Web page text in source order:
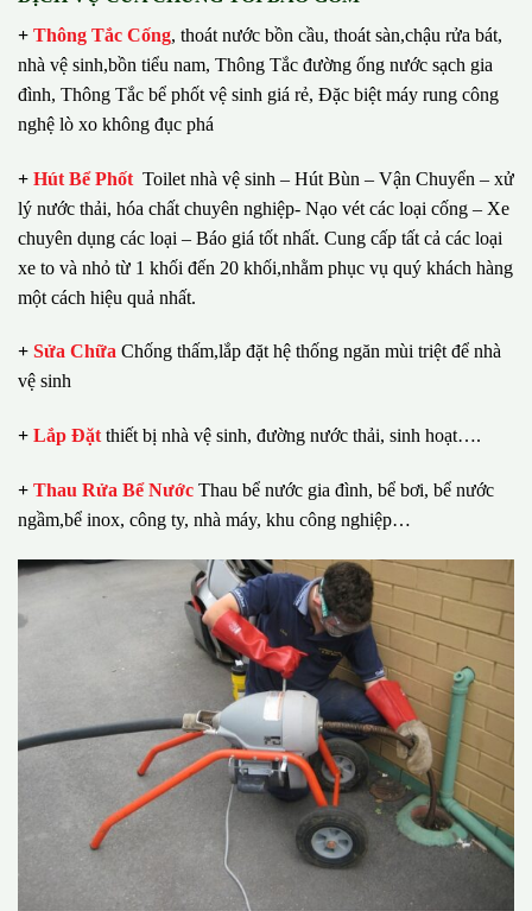
+ Thông Tắc Cống, thoát nước bồn cầu, thoát sàn,chậu rửa bát,
nhà vệ sinh,bồn tiểu nam, Thông Tắc đường ống nước sạch gia
đình, Thông Tắc bể phốt vệ sinh giá rẻ, Đặc biệt máy rung công
nghệ lò xo không đục phá
+ Hút Bể Phốt Toilet nhà vệ sinh – Hút Bùn – Vận Chuyển – xử
lý nước thải, hóa chất chuyên nghiệp- Nạo vét các loại cống – Xe
chuyên dụng các loại – Báo giá tốt nhất. Cung cấp tất cả các loại
xe to và nhỏ từ 1 khối đến 20 khối,nhằm phục vụ quý khách hàng
một cách hiệu quả nhất.
+ Sửa Chữa Chống thấm,lắp đặt hệ thống ngăn mùi triệt để nhà
vệ sinh
+ Lắp Đặt thiết bị nhà vệ sinh, đường nước thải, sinh hoạt….
+ Thau Rửa Bể Nước Thau bể nước gia đình, bể bơi, bể nước
ngầm,bể inox, công ty, nhà máy, khu công nghiệp…